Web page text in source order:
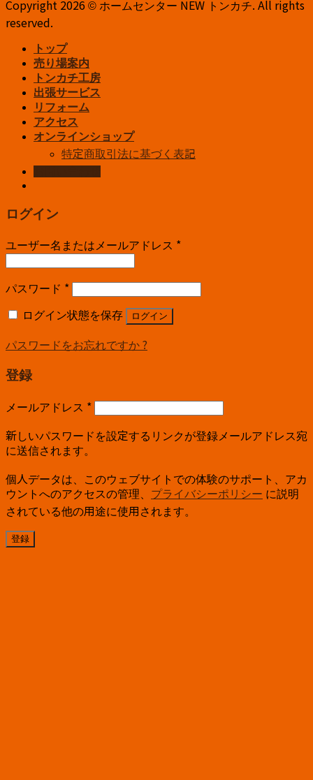
Copyright 2026 © ホームセンター NEW トンカチ. All rights
reserved.
トップ
売り場案内
トンカチ工房
出張サービス
リフォーム
アクセス
オンラインショップ
特定商取引法に基づく表記
ログイン
ユーザー名またはメールアドレス *
パスワード *
ログイン状態を保存 ログイン
パスワードをお忘れですか ?
登録
メールアドレス *
新しいパスワードを設定するリンクが登録メールアドレス宛
に送信されます。
個人データは、このウェブサイトでの体験のサポート、アカ
ウントへのアクセスの管理、 プライバシーポリシー に説明
されている他の用途に使用されます。
登録